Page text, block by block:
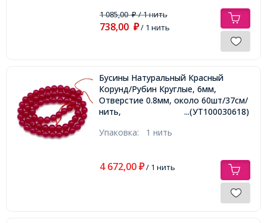
1 085,00₽/ 1 нить
738,00 ₽/ 1 нить
Бусины Натуральный Красный
Корунд/Рубин Круглые, 6мм,
Отверстие 0.8мм, около 60шт/37см/
нить,
...(УТ100030618)
Упаковка: 1 нить
4 672,00 ₽/ 1 нить